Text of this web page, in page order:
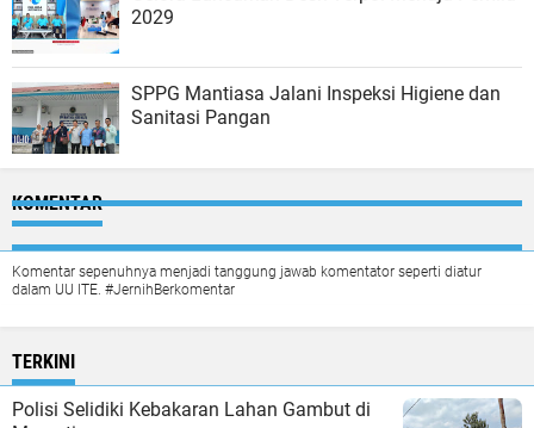
2029
SPPG Mantiasa Jalani Inspeksi Higiene dan
Sanitasi Pangan
KOMENTAR
Komentar sepenuhnya menjadi tanggung jawab komentator seperti diatur
dalam UU ITE. #JernihBerkomentar
TERKINI
Polisi Selidiki Kebakaran Lahan Gambut di